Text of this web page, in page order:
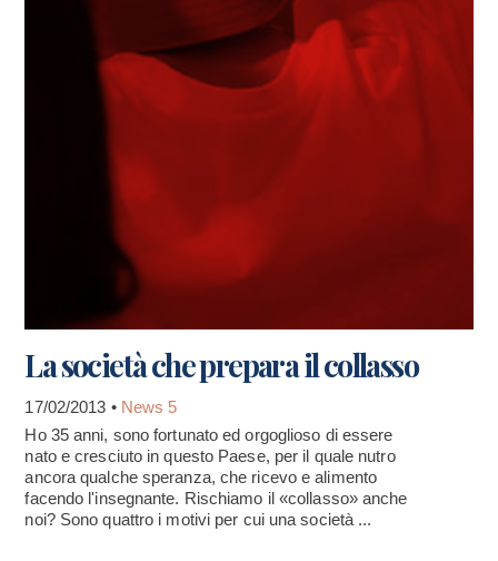
La società che prepara il collasso
17/02/2013 • News 5
Ho 35 anni, sono fortunato ed orgoglioso di essere
nato e cresciuto in questo Paese, per il quale nutro
ancora qualche speranza, che ricevo e alimento
facendo l'insegnante. Rischiamo il «collasso» anche
noi? Sono quattro i motivi per cui una società ...